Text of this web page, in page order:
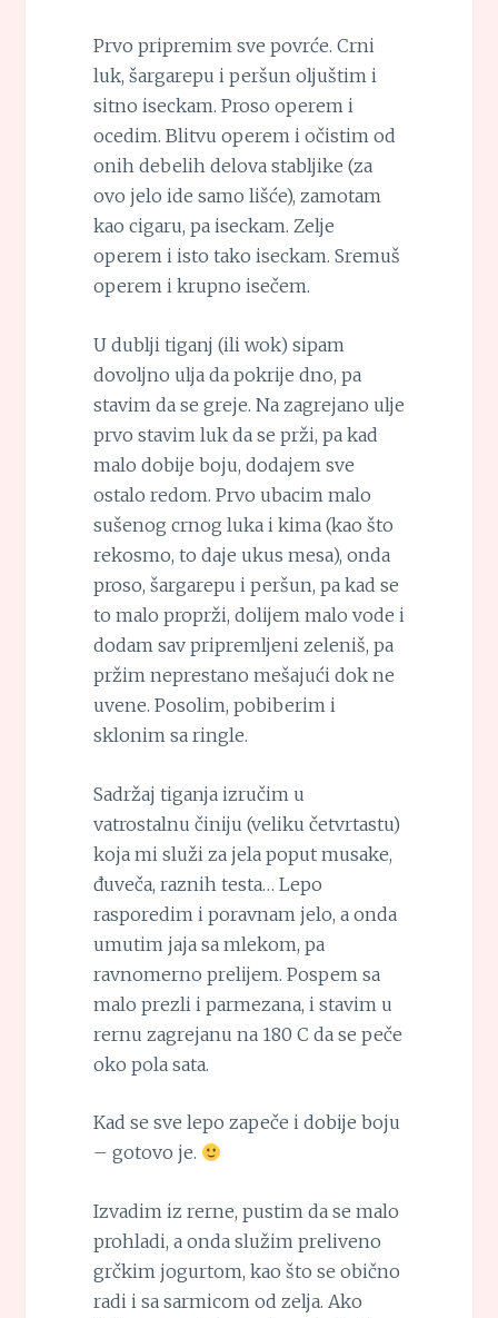
Prvo pripremim sve povrće. Crni
luk, šargarepu i peršun oljuštim i
sitno iseckam. Proso operem i
ocedim. Blitvu operem i očistim od
onih debelih delova stabljike (za
ovo jelo ide samo lišće), zamotam
kao cigaru, pa iseckam. Zelje
operem i isto tako iseckam. Sremuš
operem i krupno isečem.
U dublji tiganj (ili wok) sipam
dovoljno ulja da pokrije dno, pa
stavim da se greje. Na zagrejano ulje
prvo stavim luk da se prži, pa kad
malo dobije boju, dodajem sve
ostalo redom. Prvo ubacim malo
sušenog crnog luka i kima (kao što
rekosmo, to daje ukus mesa), onda
proso, šargarepu i peršun, pa kad se
to malo proprži, dolijem malo vode i
dodam sav pripremljeni zeleniš, pa
pržim neprestano mešajući dok ne
uvene. Posolim, pobiberim i
sklonim sa ringle.
Sadržaj tiganja izručim u
vatrostalnu činiju (veliku četvrtastu)
koja mi služi za jela poput musake,
đuveča, raznih testa… Lepo
rasporedim i poravnam jelo, a onda
umutim jaja sa mlekom, pa
ravnomerno prelijem. Pospem sa
malo prezli i parmezana, i stavim u
rernu zagrejanu na 180 C da se peče
oko pola sata.
Kad se sve lepo zapeče i dobije boju
– gotovo je.
Izvadim iz rerne, pustim da se malo
prohladi, a onda služim preliveno
grčkim jogurtom, kao što se obično
radi i sa sarmicom od zelja. Ako